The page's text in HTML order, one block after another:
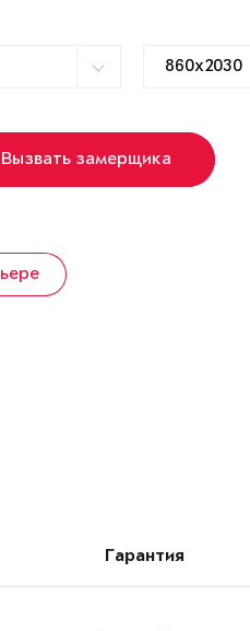
Вызвать замерщика
Гарантия